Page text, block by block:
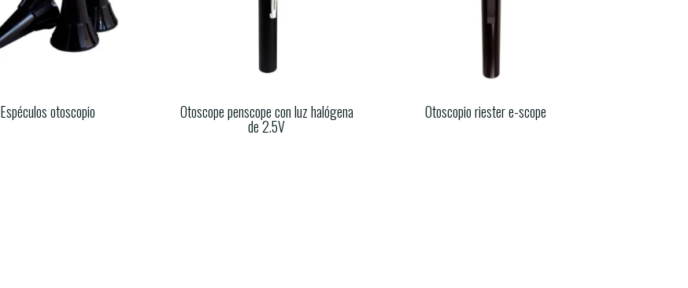
Espéculos otoscopio Otoscope penscope con luz halógena
de 2.5V
Otoscopio riester e-scope